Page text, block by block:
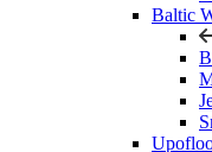
Baltic